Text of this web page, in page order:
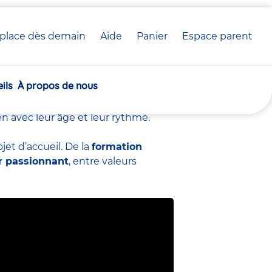
dès demain Aide Panier crèche(s)
Espace parent
À propos de nousdes tout-petits en
avec leur âge et leur rythme.
d’accueil. De la formation
passionnant, entre valeurs